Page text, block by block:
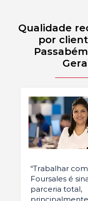
Qualidade
por
“Trabalhar
Foursales é
parceria total,